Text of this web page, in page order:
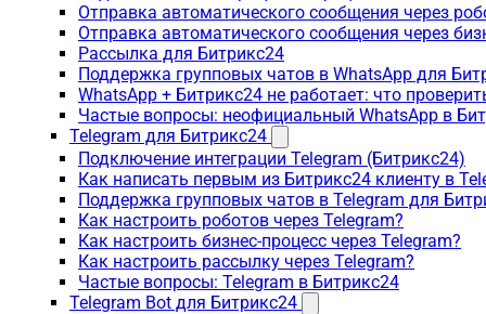
Отправка автоматического сообщения через
Отправка автоматического сообщения через
Рассылка для Битрикс24
Поддержка групповых чатов в WhatsApp для
WhatsApp + Битрикс24 не работает: что
Частые вопросы: неофициальный WhatsApp в
Telegram для Битрикс24
Подключение интеграции Telegram (Битрикс24)
Как написать первым из Битрикс24 клиенту в
Поддержка групповых чатов в Telegram для
Как настроить роботов через Telegram?
Как настроить бизнес-процесс через Telegram?
Как настроить рассылку через Telegram?
Частые вопросы: Telegram в Битрикс24
Telegram Bot для Битрикс24